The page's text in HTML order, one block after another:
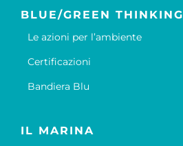
BLUE/GREEN THINKING
Le azioni per l’ambiente
Certificazioni
Bandiera Blu
IL MARINA